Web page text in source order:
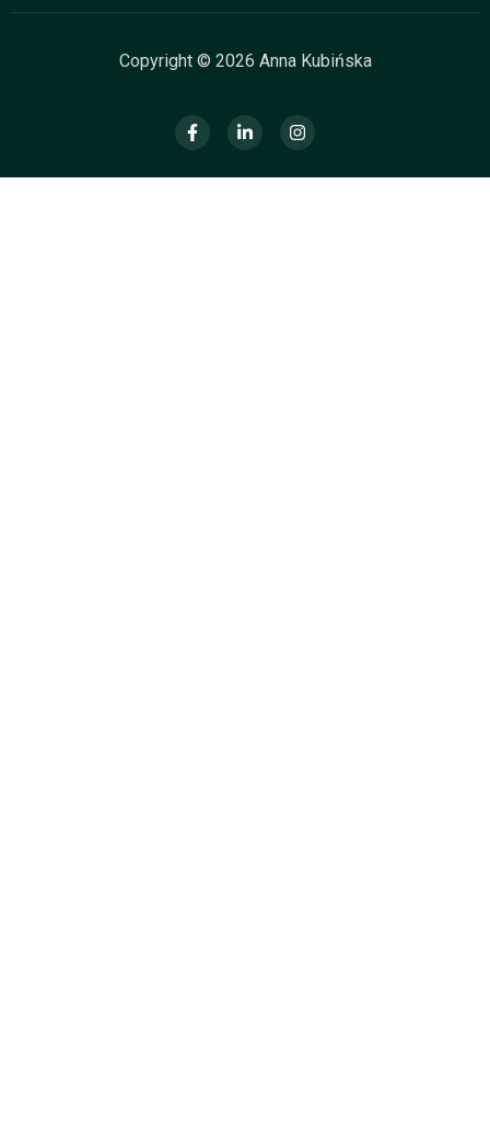
Copyright © 2026 Anna Kubińska